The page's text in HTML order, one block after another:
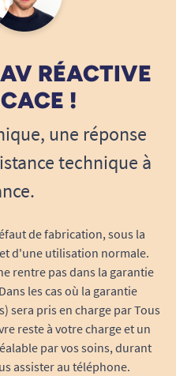
RÉACTIVE
!
une réponse
technique à
de fabrication, sous la
d'une utilisation normale.
rentre pas dans la garantie
les cas où la garantie
sera pris en charge par Tous
reste à votre charge et un
par vos soins, durant
assister au téléphone.